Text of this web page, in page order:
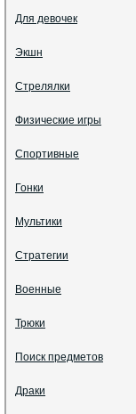
Для девочек
Экшн
Стрелялки
Физические игры
Спортивные
Гонки
Мультики
Стратегии
Военные
Трюки
Поиск предметов
Драки